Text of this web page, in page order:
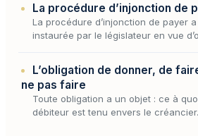
constituer de…
La procédure d’injonction de
La procédure d’injonction de payer
instaurée par le législateur en vue
efficacement, et, à…
L’obligation de donner, de
ne pas faire
Toute obligation a un objet : ce à
débiteur est tenu envers le créancier.